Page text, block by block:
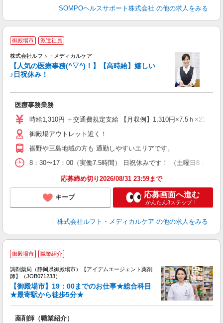
SOMPOヘルスサポート株式会社 の他の求人をみる
御殿場市 派遣社員
株式会社ルフト・メディカルケア
【人気の医療事務(^▽^)！】【高時給】嬉しい
♪日祝休み！
医療事務業務
時給1,310円 ＋交通費規定支給 【月収例】1,310円×7.5ｈ×21日＝
御殿場アウトレット近く！
裾野や三島地域の方も 通勤しやすいエリアです。
8：30〜17：00（実働7.5時間） 日祝休みです！ （土曜日8：30〜
応募締め切り2026/08/31 23:59まで
キープ 応募画面へ進む
かんたん3ステップ！
株式会社ルフト・メディカルケア の他の求人をみる
御殿場市 職業紹介
調剤薬局（静岡県御殿場市）【アイデムエージェント薬剤
師】（JOB071233）
【御殿場市】19：00までのお仕事★総合科目
★最寄駅から徒歩5分★
薬剤師（職業紹介）